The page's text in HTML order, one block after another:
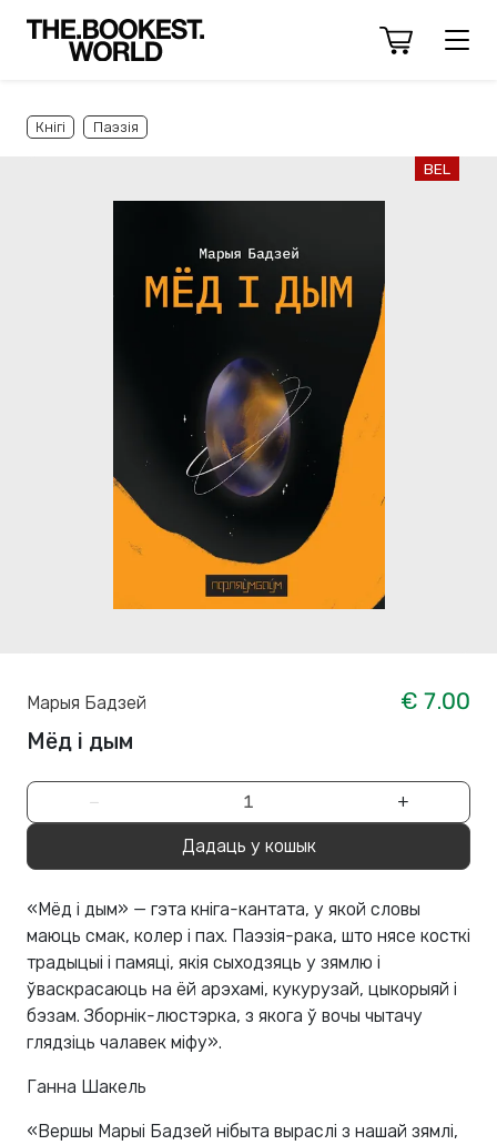
Кнігі Паэзія
BEL
Марыя Бадзей
€ 7.00
Мёд і дым
− +
Дадаць у кошык
«Мёд і дым» — гэта кніга-кантата, у якой словы
маюць смак, колер і пах. Паэзія-рака, што нясе косткі
традыцыі і памяці, якія сыходзяць у зямлю і
ўваскрасаюць на ёй арэхамі, кукурузай, цыкорыяй і
бэзам. Зборнік-люстэрка, з якога ў вочы чытачу
глядзіць чалавек міфу».
Ганна Шакель
«Вершы Марыі Бадзей нібыта выраслі з нашай зямлі,